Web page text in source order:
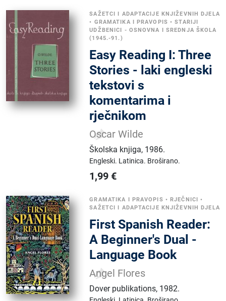
SAŽETCI I ADAPTACIJE KNJIŽEVNIH DJELA
• GRAMATIKA I PRAVOPIS •STARIJI
UDŽBENICI - OSNOVNA I SREDNJA ŠKOLA
(1945.-91.)
Easy Reading I: Three
Stories - laki engleski
tekstovi s
komentarima i
rječnikom
Oscar Wilde
Školska knjiga, 1986.
Engleski. Latinica. Broširano.
1,99 €
GRAMATIKA I PRAVOPIS •RJEČNICI •
SAŽETCI I ADAPTACIJE KNJIŽEVNIH DJELA
First Spanish Reader:
A Beginner's Dual -
Language Book
Angel Flores
Dover publikations, 1982.